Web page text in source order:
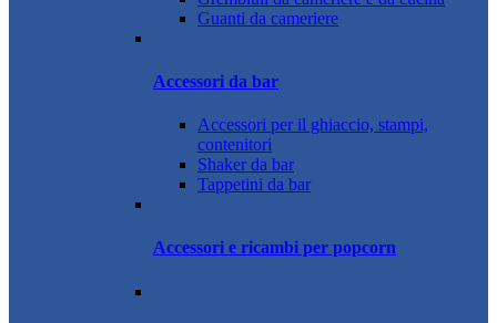
Guanti da cameriere
Accessori da bar
Accessori per il ghiaccio, stampi,
contenitori
Shaker da bar
Tappetini da bar
Accessori e ricambi per popcorn